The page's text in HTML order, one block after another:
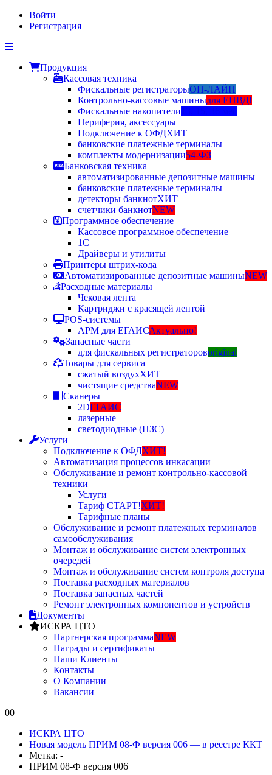
Войти
Регистрация
Продукция
Кассовая техника
Фискальные регистраторыОН-ЛАЙН
Контрольно-кассовые машиныдля ЕНВД!
Фискальные накопители
Периферия, аксессуары
Подключение к ОФДХИТ
банковские платежные терминалы
комплекты модернизации54-ФЗ
Банковская техника
автоматизированные депозитные машины
банковские платежные терминалы
детекторы банкнотХИТ
счетчики банкнотNEW
Программное обеспечение
Кассовое программное обеспечение
1С
Драйверы и утилиты
Принтеры штрих-кода
Автоматизированные депозитные машиныNEW
Расходные материалы
Чековая лента
Картриджи с красящей лентой
POS-системы
АРМ для ЕГАИСАктуально!
Запасные части
для фискальных регистраторовoriginal
Товары для сервиса
сжатый воздухХИТ
чистящие средстваNEW
Сканеры
2DЕГАИС
лазерные
светодиодные (ПЗС)
Услуги
Подключение к ОФДХИТ!
Автоматизация процессов инкасации
Обслуживание и ремонт контрольно-кассовой
техники
Услуги
Тариф СТАРТ!ХИТ!
Тарифные планы
Обслуживание и ремонт платежных терминалов
самообслуживания
Монтаж и обслуживание систем электронных
очередей
Монтаж и обслуживание систем контроля доступа
Поставка расходных материалов
Поставка запасных частей
Ремонт электронных компонентов и устройств
Документы
ИСКРА ЦТО
Партнерская программаNEW
Награды и сертификаты
Наши Клиенты
Контакты
О Компании
Вакансии
00
ИСКРА ЦТО
Новая модель ПРИМ 08-Ф версия 006 — в реестре ККТ
Метка: -
ПРИМ 08-Ф версия 006